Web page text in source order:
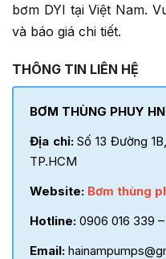
bơm DYI tại Việt Nam.
và báo giá chi tiết.
THÔNG TIN LIÊN HỆ
BƠM THÙNG PHUY
Địa chỉ:Số 13 Đường
TP.HCM
Website: Bơm thùng
Hotline: 0906 016 339
Email: